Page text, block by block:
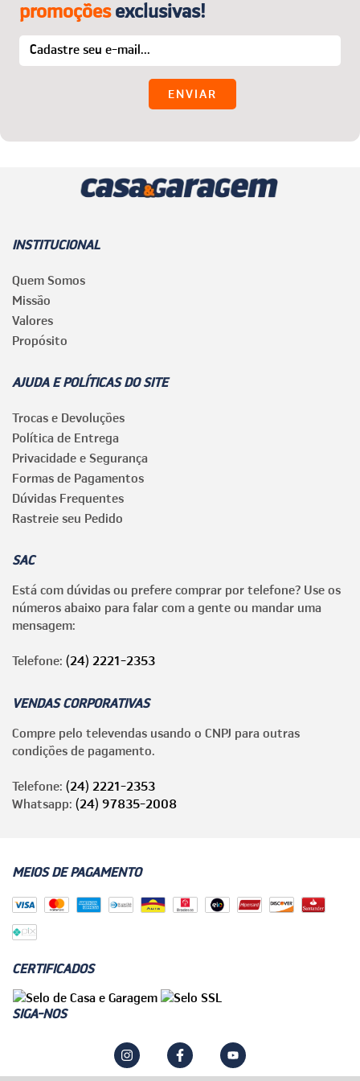
promoçõesexclusivas!
INSTITUCIONAL
Quem Somos
Missão
Valores
Propósito
AJUDA E POLÍTICAS DO SITE
Trocas e Devoluções
Política de Entrega
Privacidade e Segurança
Formas de Pagamentos
Dúvidas Frequentes
Rastreie seu Pedido
SAC
Está com dúvidas ou prefere comprar por telefone? Use os
números abaixo para falar com a gente ou mandar uma
mensagem:
Telefone: (24) 2221-2353
VENDAS CORPORATIVAS
Compre pelo televendas usando o CNPJ para outras
condições de pagamento.
Telefone: (24) 2221-2353
Whatsapp: (24) 97835-2008
MEIOS DE PAGAMENTO
CERTIFICADOS
SIGA-NOS